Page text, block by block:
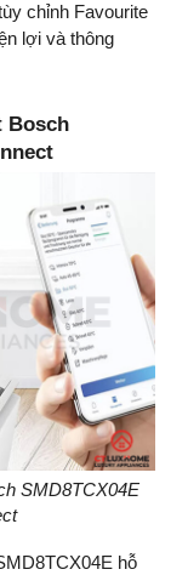
chỉnh Favourite
lợi và thông
Bosch
SMD8TCX04E
hỗ